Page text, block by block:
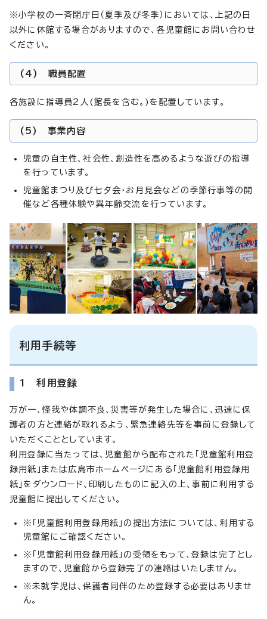
※小学校の一斉閉庁日（夏季及び冬季）においては、上記の日
以外に休館する場合がありますので、各児童館にお問い合わせ
ください。
(4) 職員配置
各施設に指導員2人(館長を含む。)を配置しています。
(5) 事業内容
児童の自主性、社会性、創造性を高めるような遊びの指導
を行っています。
児童館まつり及び七夕会・お月見会などの季節行事等の開
催など各種体験や異年齢交流を行っています。
利用手続等
1 利用登録
万が一、怪我や体調不良、災害等が発生した場合に、迅速に保
護者の方と連絡が取れるよう、緊急連絡先等を事前に登録して
いただくこととしています。
利用登録に当たっては、児童館から配布された「児童館利用登
録用紙」または広島市ホームページにある「児童館利用登録用
紙」をダウンロード、印刷したものに記入の上、事前に利用する
児童館に提出してください。
※「児童館利用登録用紙」の提出方法については、利用する
児童館にご確認ください。
※「児童館利用登録用紙」の受領をもって、登録は完了とし
ますので、児童館から登録完了の連絡はいたしません。
※未就学児は、保護者同伴のため登録する必要はありませ
ん。